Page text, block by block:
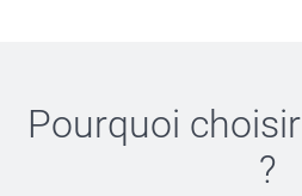
Pourquoi choisir
?